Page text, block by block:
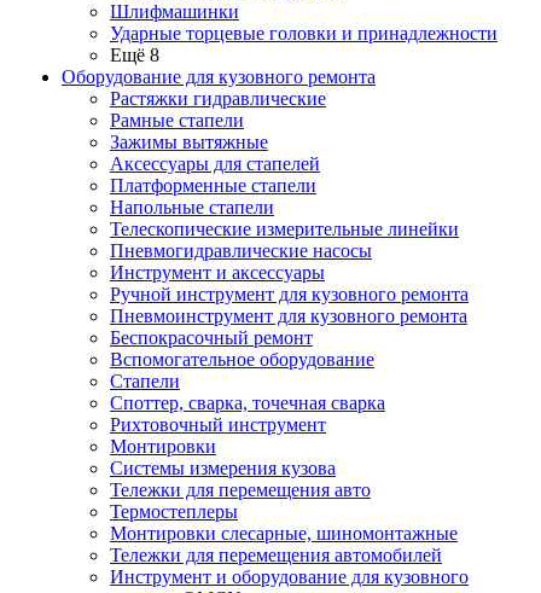
Шлифмашинки
Ударные торцевые головки и принадлежности
Ещё 8
Оборудование для кузовного ремонта
Растяжки гидравлические
Рамные стапели
Зажимы вытяжные
Аксессуары для стапелей
Платформенные стапели
Напольные стапели
Телескопические измерительные линейки
Пневмогидравлические насосы
Инструмент и аксессуары
Ручной инструмент для кузовного ремонта
Пневмоинструмент для кузовного ремонта
Беспокрасочный ремонт
Вспомогательное оборудование
Стапели
Споттер, сварка, точечная сварка
Рихтовочный инструмент
Монтировки
Системы измерения кузова
Тележки для перемещения авто
Термостеплеры
Монтировки слесарные, шиномонтажные
Тележки для перемещения автомобилей
Инструмент и оборудование для кузовного